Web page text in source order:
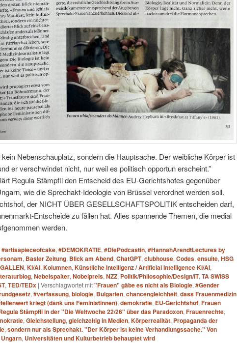
kein Nebenschauplatz, sondern die Hauptsache. Der weibliche Körper ist
er verschwindet nicht, nur weil es politisch opportun erscheint.”
Regula Stämpfli den Entscheid des EU-Gerichtshofes gegenüber
wie die Sprechakt-Ideologie von Brüssel verordnet werden soll.
der NICHT ÜBER GESELLSCHAFTSPOLITIK entscheiden darf,
Entscheide zu fällen hat. Alles spannende Themen, die medial
werden.
#artisapieceofcake, #DEMOKRATIE, #DiePodcastin, #HannahArendtLectures by
, Basler Zeitung, Blick am Abend, ChatGPT, clubhouse, Codes, ensuite, HSG
, KI/AI, Kolumnen, Künstliche Intelligenz / Artificial Intelligence KI/AI,
, Nebelspalter, Nobelpreis, NZZ, Politik/Philosophie/Design/IT, TA SWISS
, TED/TEDx | Verschlagwortet mit"Frauen" gäbe es nicht als Biologie, #Gender
, #verfassung, biologie, Bulgarien, chancengleichheit, dass Frauenmedizin
kriegt (dank uns Feministinnen), demokratie, EU-Gerichtshof, Frauen
Stämpfli in der "Die Weltwoche 22/26" über das Paradoxon, Frauenrechte,
, Gleichstellung, gleichzeitig in Medien, Körperrealität, Propaganda der
, sondern nur als Sprechakt. "Der Körper ist keine Verhandlungssache." Von
Ungarn, Universitäten und Kulturbetrieb behauptet wird